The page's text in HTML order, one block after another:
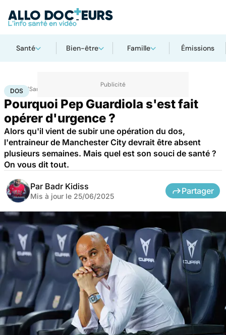
Santé Bien-être Famille Émissions
AccueilSanté
DOS
Pourquoi Pep Guardiola s'est fait
opérer d'urgence ?
Alors qu'il vient de subir une opération du dos,
l'entraineur de Manchester City devrait être absent
plusieurs semaines. Mais quel est son souci de santé ?
On vous dit tout.
Par Badr Kidiss
Mis à jour le 25/06/2025
Partager